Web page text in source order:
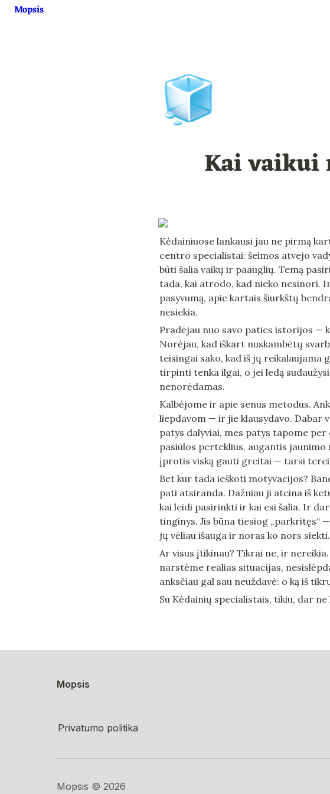
Mopsis
🧊
Kai vaikui
Kėdainiuose lankausi jau ne pirmą
centro specialistai: šeimos atvejo
būti šalia vaikų ir paauglių. Temą
tada, kai atrodo, kad nieko nesinori.
pasyvumą, apie kartais šiurkštų
nesiekia.
Pradėjau nuo savo paties istorijos —
Norėjau, kad iškart nuskambėtų
teisingai sako, kad iš jų reikalaujama
tirpinti tenka ilgai, o jei ledą
nenorėdamas.
Kalbėjome ir apie senus metodus.
liepdavom — ir jie klausydavo. Dabar
patys dalyviai, mes patys tapome
pasiūlos perteklius, augantis
įprotis viską gauti greitai — tarsi
Bet kur tada ieškoti motyvacijos?
pati atsiranda. Dažniau ji ateina iš
kai leidi pasirinkti ir kai esi šalia. Ir
tinginys. Jis būna tiesiog „parkritęs“
jų vėliau išauga ir noras ko nors siekti.
Ar visus įtikinau? Tikrai ne, ir
narstėme realias situacijas,
anksčiau gal sau neuždavė: o ką iš
Su Kėdainių specialistais, tikiu, dar
Mopsis
Privatumo politika
Mopsis ©️ 2026